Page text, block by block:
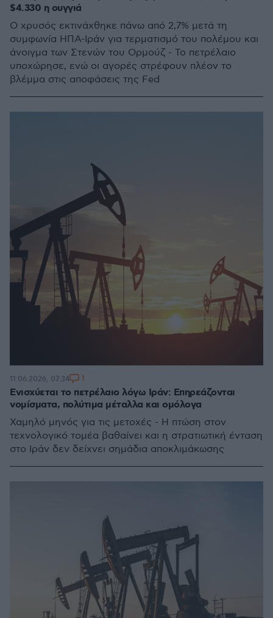
$4.330 η ουγγιά
Ο χρυσός εκτινάχθηκε πάνω από 2,7% μετά τη
συμφωνία ΗΠΑ-Ιράν για τερματισμό του πολέμου και
άνοιγμα των Στενών του Ορμούζ - Το πετρέλαιο
υποχώρησε, ενώ οι αγορές στρέφουν πλέον το
βλέμμα στις αποφάσεις της Fed
Ενισχύεται το πετρέλαιο λόγω Ιράν: Επηρεάζονται
νομίσματα, πολύτιμα μέταλλα και ομόλογα
Χαμηλό μηνός για τις μετοχές - Η πτώση στον
τεχνολογικό τομέα βαθαίνει και η στρατιωτική ένταση
στο Ιράν δεν δείχνει σημάδια αποκλιμάκωσης
11.06.2026, 07:34 1